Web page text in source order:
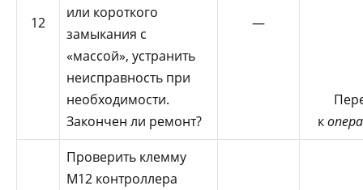
12
или короткого
замыкания с
«массой», устранить
неисправность при
необходимости.
Закончен ли ремонт?
—
к
Проверить клемму
М12 контроллера